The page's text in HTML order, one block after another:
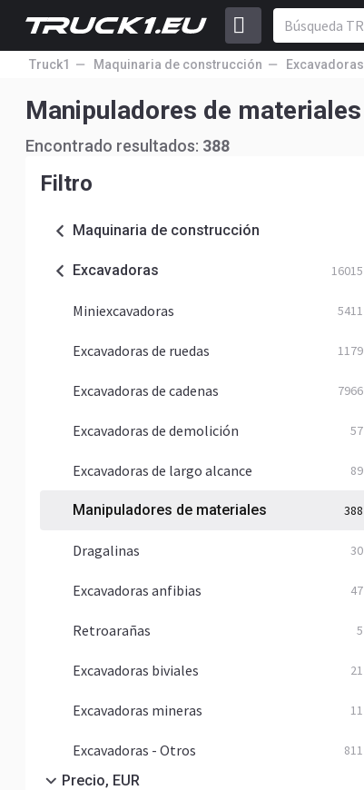
Truck1 Maquinaria de construcción Excavadoras
Manipuladores de materiales
Encontrado resultados: 388
Filtro
Maquinaria de construcción
Excavadoras 16015
Miniexcavadoras 5411
Excavadoras de ruedas 1179
Excavadoras de cadenas 7966
Excavadoras de demolición 57
Excavadoras de largo alcance 89
Manipuladores de materiales 388
Dragalinas 30
Excavadoras anfibias 47
Retroarañas 5
Excavadoras biviales 21
Excavadoras mineras 11
Excavadoras - Otros 811
Precio, EUR